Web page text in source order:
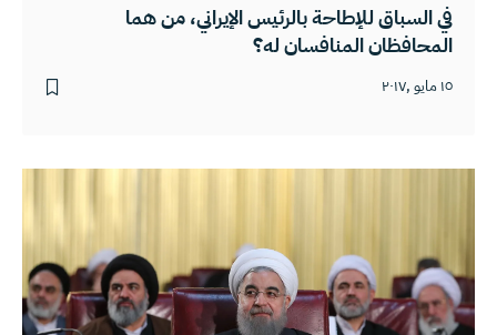
في السباق للإطاحة بالرئيس الإيراني، من هما
المحافظان المنافسان له؟
١٥ مايو ,٢٠١٧